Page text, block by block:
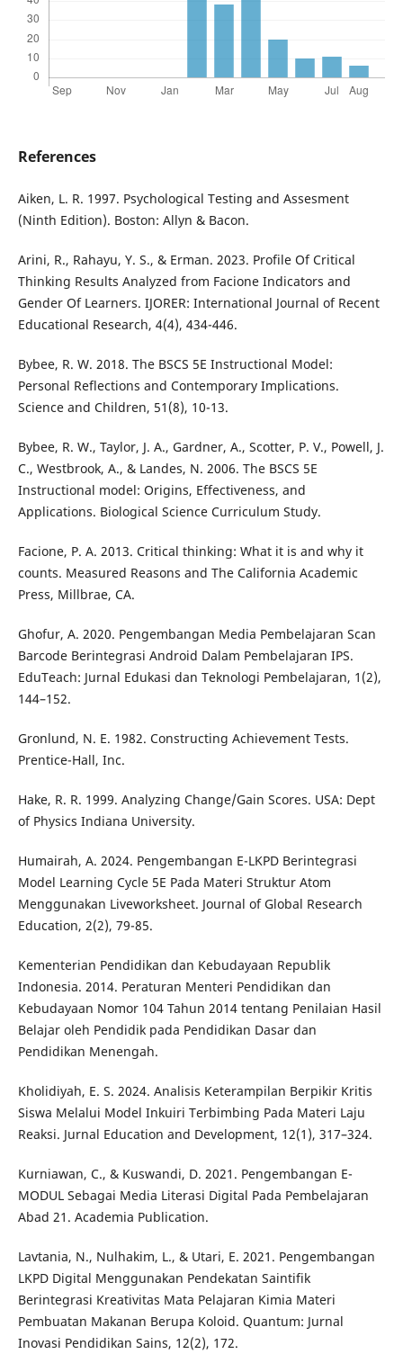
References
Aiken, L. R. 1997. Psychological Testing and Assesment
(Ninth Edition). Boston: Allyn & Bacon.
Arini, R., Rahayu, Y. S., & Erman. 2023. Profile Of Critical
Thinking Results Analyzed from Facione Indicators and
Gender Of Learners. IJORER: International Journal of Recent
Educational Research, 4(4), 434-446.
Bybee, R. W. 2018. The BSCS 5E Instructional Model:
Personal Reflections and Contemporary Implications.
Science and Children, 51(8), 10-13.
Bybee, R. W., Taylor, J. A., Gardner, A., Scotter, P. V., Powell, J.
C., Westbrook, A., & Landes, N. 2006. The BSCS 5E
Instructional model: Origins, Effectiveness, and
Applications. Biological Science Curriculum Study.
Facione, P. A. 2013. Critical thinking: What it is and why it
counts. Measured Reasons and The California Academic
Press, Millbrae, CA.
Ghofur, A. 2020. Pengembangan Media Pembelajaran Scan
Barcode Berintegrasi Android Dalam Pembelajaran IPS.
EduTeach: Jurnal Edukasi dan Teknologi Pembelajaran, 1(2),
144–152.
Gronlund, N. E. 1982. Constructing Achievement Tests.
Prentice-Hall, Inc.
Hake, R. R. 1999. Analyzing Change/Gain Scores. USA: Dept
of Physics Indiana University.
Humairah, A. 2024. Pengembangan E-LKPD Berintegrasi
Model Learning Cycle 5E Pada Materi Struktur Atom
Menggunakan Liveworksheet. Journal of Global Research
Education, 2(2), 79-85.
Kementerian Pendidikan dan Kebudayaan Republik
Indonesia. 2014. Peraturan Menteri Pendidikan dan
Kebudayaan Nomor 104 Tahun 2014 tentang Penilaian Hasil
Belajar oleh Pendidik pada Pendidikan Dasar dan
Pendidikan Menengah.
Kholidiyah, E. S. 2024. Analisis Keterampilan Berpikir Kritis
Siswa Melalui Model Inkuiri Terbimbing Pada Materi Laju
Reaksi. Jurnal Education and Development, 12(1), 317–324.
Kurniawan, C., & Kuswandi, D. 2021. Pengembangan E-
MODUL Sebagai Media Literasi Digital Pada Pembelajaran
Abad 21. Academia Publication.
Lavtania, N., Nulhakim, L., & Utari, E. 2021. Pengembangan
LKPD Digital Menggunakan Pendekatan Saintifik
Berintegrasi Kreativitas Mata Pelajaran Kimia Materi
Pembuatan Makanan Berupa Koloid. Quantum: Jurnal
Inovasi Pendidikan Sains, 12(2), 172.